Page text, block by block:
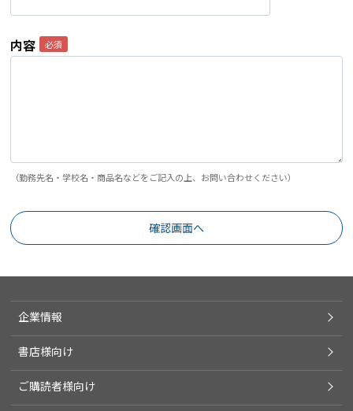
内容
（勤務先名・学校名・商品名などをご記入の上、お問い合わせください）
企業情報
書店様向け
ご購読者様向け